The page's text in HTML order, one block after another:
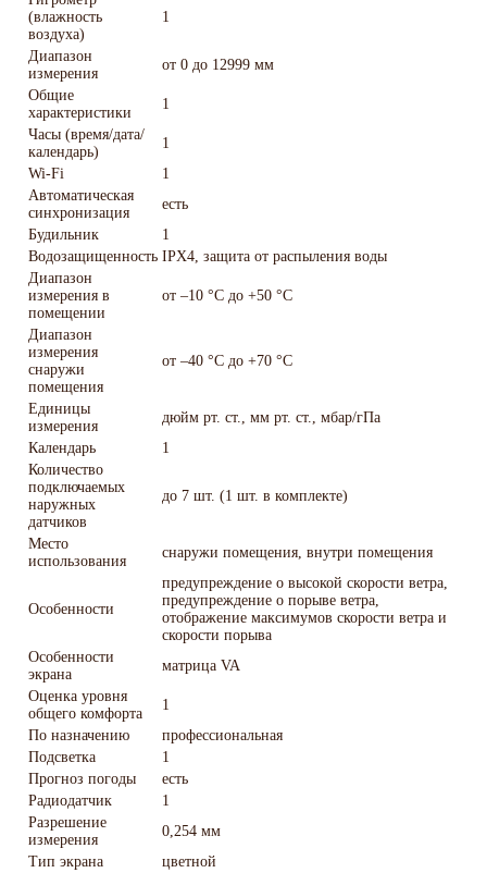
(влажность
воздуха)
1
Диапазон
измерения
от 0 до 12999 мм
Общие
характеристики
1
Часы (время/дата/
календарь)
1
Wi-Fi
1
Автоматическая
синхронизация
есть
Будильник
1
Водозащищенность IPX4, защита от распыления воды
Диапазон
измерения в
помещении
от –10 °C до +50 °C
Диапазон
измерения
снаружи
помещения
от –40 °C до +70 °C
Единицы
измерения
дюйм рт. ст., мм рт. ст., мбар/гПа
Календарь
1
Количество
подключаемых
наружных
датчиков
до 7 шт. (1 шт. в комплекте)
Место
использования
снаружи помещения, внутри помещения
Особенности
предупреждение о высокой скорости ветра,
предупреждение о порыве ветра,
отображение максимумов скорости ветра и
скорости порыва
Особенности
экрана
матрица VA
Оценка уровня
общего комфорта
1
По назначению
профессиональная
Подсветка
1
Прогноз погоды
есть
Радиодатчик
1
Разрешение
измерения
0,254 мм
Тип экрана
цветной